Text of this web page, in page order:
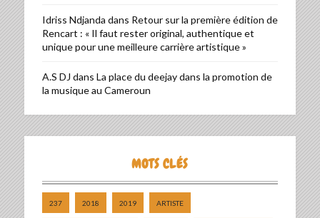
Idriss Ndjanda dans Retour sur la première édition de
Rencart : « Il faut rester original, authentique et
unique pour une meilleure carrière artistique »
A.S DJ dans La place du deejay dans la promotion de
la musique au Cameroun
MOTS CLÉS
237 2018 2019 ARTISTE